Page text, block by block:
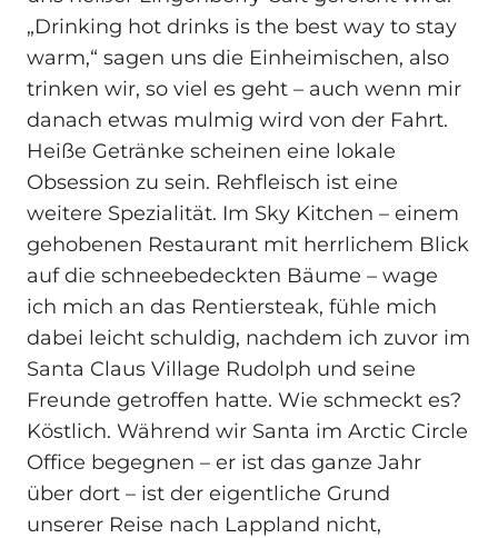
„Drinking hot drinks is the best way to stay
warm,“ sagen uns die Einheimischen, also
trinken wir, so viel es geht – auch wenn mir
danach etwas mulmig wird von der Fahrt.
Heiße Getränke scheinen eine lokale
Obsession zu sein. Rehfleisch ist eine
weitere Spezialität. Im Sky Kitchen – einem
gehobenen Restaurant mit herrlichem Blick
auf die schneebedeckten Bäume – wage
ich mich an das Rentiersteak, fühle mich
dabei leicht schuldig, nachdem ich zuvor im
Santa Claus Village Rudolph und seine
Freunde getroffen hatte. Wie schmeckt es?
Köstlich. Während wir Santa im Arctic Circle
Office begegnen – er ist das ganze Jahr
über dort – ist der eigentliche Grund
unserer Reise nach Lappland nicht,